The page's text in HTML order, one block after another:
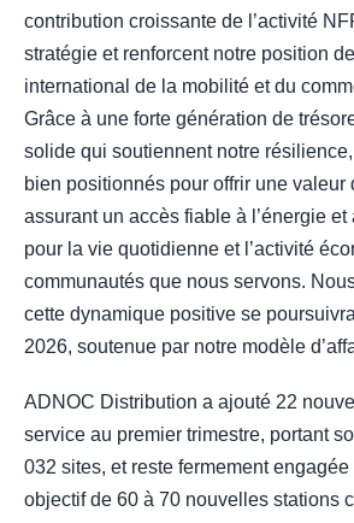
contribution croissante de l’activité
stratégie et renforcent notre position
international de la mobilité et du
Grâce à une forte génération de
solide qui soutiennent notre
bien positionnés pour offrir une valeur
assurant un accès fiable à l’énergie
pour la vie quotidienne et l’activité
communautés que nous servons.
cette dynamique positive se
2026, soutenue par notre modèle
ADNOC Distribution a ajouté 22
service au premier trimestre, portant
032 sites, et reste fermement
objectif de 60 à 70 nouvelles stations